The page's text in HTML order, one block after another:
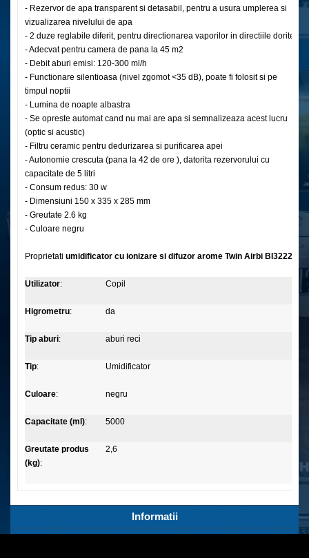
- Rezervor de apa transparent si detasabil, pentru a usura umplerea si
vizualizarea nivelului de apa
- 2 duze reglabile diferit, pentru directionarea vaporilor in directiile dorite
- Adecvat pentru camera de pana la 45 m2
- Debit aburi emisi: 120-300 ml/h
- Functionare silentioasa (nivel zgomot <35 dB), poate fi folosit si pe
timpul noptii
- Lumina de noapte albastra
- Se opreste automat cand nu mai are apa si semnalizeaza acest lucru
(optic si acustic)
- Filtru ceramic pentru dedurizarea si purificarea apei
- Autonomie crescuta (pana la 42 de ore ), datorita rezervorului cu
capacitate de 5 litri
- Consum redus: 30 w
- Dimensiuni 150 x 335 x 285 mm
- Greutate 2.6 kg
- Culoare negru
Proprietati umidificator cu ionizare si difuzor arome Twin Airbi BI3222:
Utilizator: Copil
Higrometru: da
Tip aburi: aburi reci
Tip: Umidificator
Culoare: negru
Capacitate (ml): 5000
Greutate produs
(kg):
2,6
Informatii